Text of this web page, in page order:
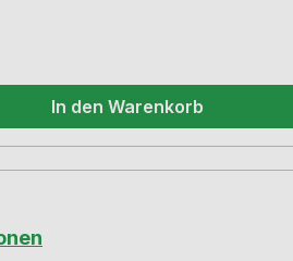
In den Warenkorb